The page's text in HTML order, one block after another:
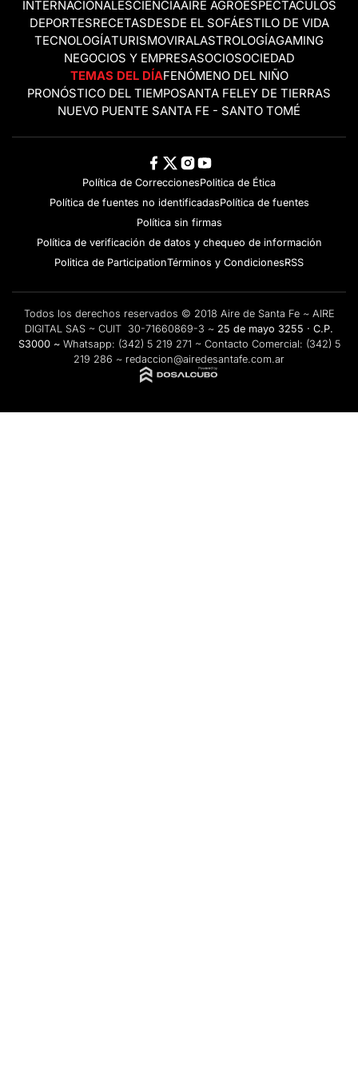
INTERNACIONALESCIENCIAAIRE AGROESPECTÁCULOS
DEPORTESRECETASDESDE EL SOFÁESTILO DE VIDA
TECNOLOGÍATURISMOVIRALASTROLOGÍAGAMING
NEGOCIOS Y EMPRESASOCIOSOCIEDAD
TEMAS DEL DÍAFENÓMENO DEL NIÑO
PRONÓSTICO DEL TIEMPOSANTA FELEY DE TIERRAS
NUEVO PUENTE SANTA FE - SANTO TOMÉ
Política de CorreccionesPolitica de Ética
Política de fuentes no identificadasPolítica de fuentes
Política sin firmas
Política de verificación de datos y chequeo de información
Politica de ParticipationTérminos y CondicionesRSS
Todos los derechos reservados © 2018 Aire de Santa Fe ~ AIRE
DIGITAL SAS ~ CUIT 30-71660869-3 ~ 25 de mayo 3255 · C.P.
S3000 ~ Whatsapp: (342) 5 219 271 ~ Contacto Comercial: (342) 5
219 286 ~ redaccion@airedesantafe.com.ar